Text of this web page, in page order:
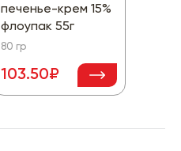
печенье-крем 15%
флоупак 55г
80 гр
103.50₽